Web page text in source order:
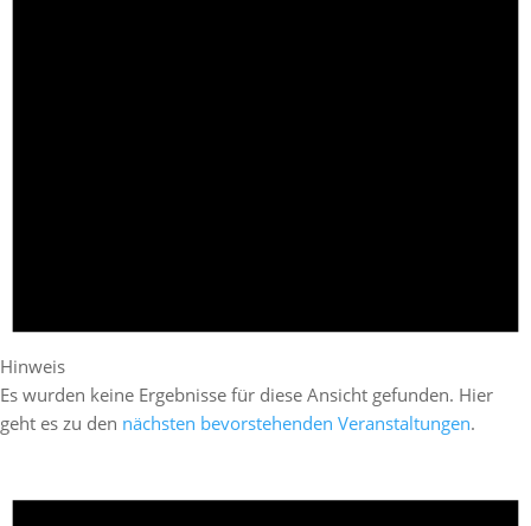
Hinweis
Es wurden keine Ergebnisse für diese Ansicht gefunden. Hier
geht es zu den nächsten bevorstehenden Veranstaltungen.